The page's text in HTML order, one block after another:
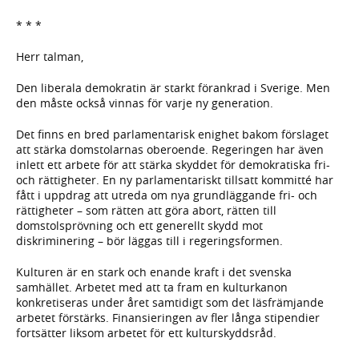
* * *
Herr talman,
Den liberala demokratin är starkt förankrad i Sverige. Men
den måste också vinnas för varje ny generation.
Det finns en bred parlamentarisk enighet bakom förslaget
att stärka domstolarnas oberoende. Regeringen har även
inlett ett arbete för att stärka skyddet för demokratiska fri-
och rättigheter. En ny parlamentariskt tillsatt kommitté har
fått i uppdrag att utreda om nya grundläggande fri- och
rättigheter – som rätten att göra abort, rätten till
domstolsprövning och ett generellt skydd mot
diskriminering – bör läggas till i regeringsformen.
Kulturen är en stark och enande kraft i det svenska
samhället. Arbetet med att ta fram en kulturkanon
konkretiseras under året samtidigt som det läsfrämjande
arbetet förstärks. Finansieringen av fler långa stipendier
fortsätter liksom arbetet för ett kulturskyddsråd.